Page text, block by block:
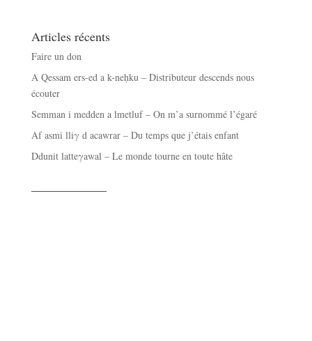
Articles récents
Faire un don
A Qessam ers-ed a k-neḥku – Distributeur descends nous
écouter
Semman i medden a lmetluf – On m’a surnommé l’égaré
Af asmi lliγ d acawrar – Du temps que j’étais enfant
Ddunit latteγawal – Le monde tourne en toute hâte
——————